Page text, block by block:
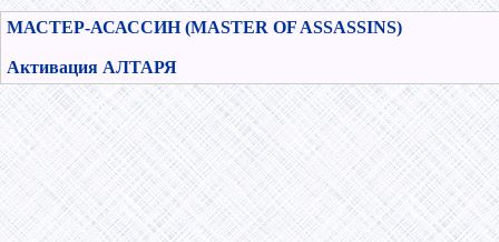
МАСТЕР-АСАССИН (MASTER OF ASSASSINS)
Активация АЛТАРЯ